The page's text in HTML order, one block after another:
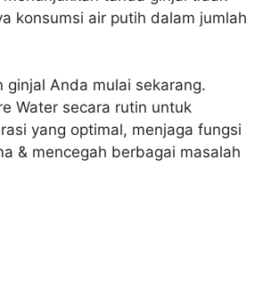
konsumsi air putih dalam jumlah
ginjal Anda mulai sekarang.
Water secara rutin untuk
yang optimal, menjaga fungsi
& mencegah berbagai masalah